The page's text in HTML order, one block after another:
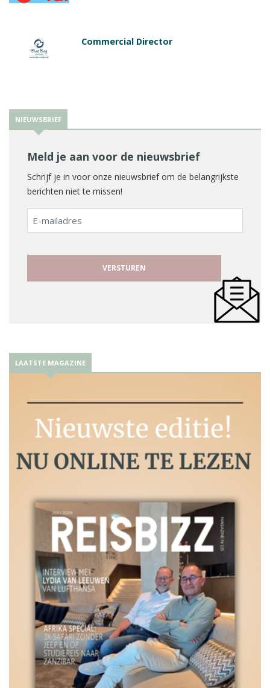
Commercial Director
NIEUWSBRIEF
Meld je aan voor de nieuwsbrief
Schrijf je in voor onze nieuwsbrief om de belangrijkste
berichten niet te missen!
E-
mailadres
LAATSTE MAGAZINE